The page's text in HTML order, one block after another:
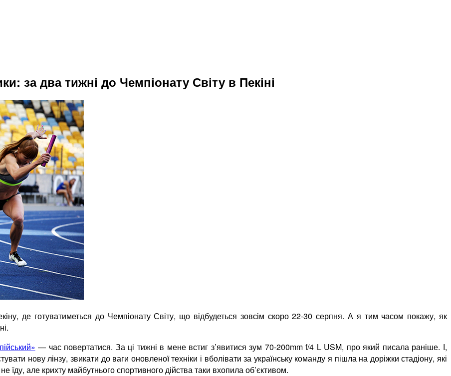
за два тижні до Чемпіонату Світу в Пекіні
де готуватиметься до Чемпіонату Світу, що відбудеться зовсім скоро 22-30 серпня. А я тим часом покажу, як
— час повертатися. За ці тижні в мене встиг з’явитися зум 70-200mm f/4 L USM, про який писала раніше. І,
нову лінзу, звикати до ваги оновленої техніки і вболівати за українську команду я пішла на доріжки стадіону, які
їду, але крихту майбутнього спортивного дійства таки вхопила об’єктивом.